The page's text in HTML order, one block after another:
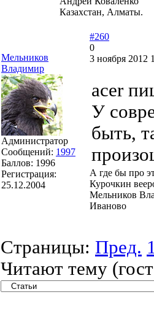
Казахстан, Алматы.
Мельников
Владимир
Администратор
Сообщений: 1997
Баллов: 1996
Регистрация:
25.12.2004
#260
0
3 ноября 2012
acer
У
быть,
А где бы про
Курочкин
Мельников
Иваново
Страницы: Пред.
Читают тему